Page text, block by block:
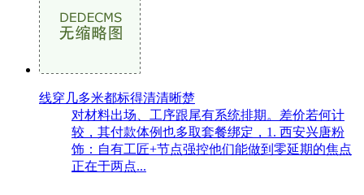
线穿几多米都标得清清晰楚
对材料出场、工序跟尾有系统排期。差价若何计
较，其付款体例也多取套餐绑定，1. 西安兴唐粉
饰：自有工匠+节点强控他们能做到零延期的焦点
正在于两点...